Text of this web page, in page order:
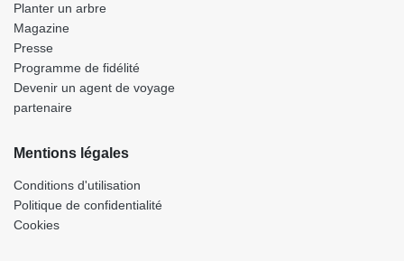
Planter un arbre
Magazine
Presse
Programme de fidélité
Devenir un agent de voyage
partenaire
Mentions légales
Conditions d'utilisation
Politique de confidentialité
Cookies